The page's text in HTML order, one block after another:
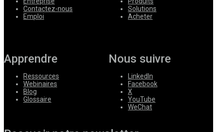
Contactez-nous
Emploi
Solutions
Acheter
Apprendre
Ressources
Webinaires
Blog
Glossaire
Nous suivre
LinkedIn
Facebook
X
YouTube
WeChat